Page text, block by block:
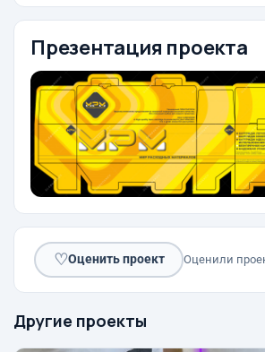
Презентация проекта
♡Оценить проект Оценили
Другие проекты